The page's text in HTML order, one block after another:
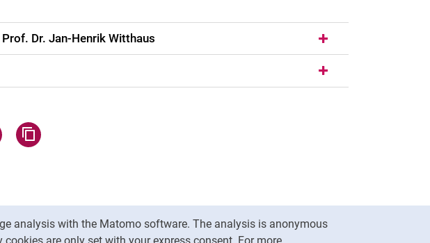
analysis with the Matomo software. The analysis is anonymous
Dr. Jan-Henrik Witthaus
emailvia WhatsApp (external link, opens in a new window)
Share page via Facebook (external link, opens in a new window)